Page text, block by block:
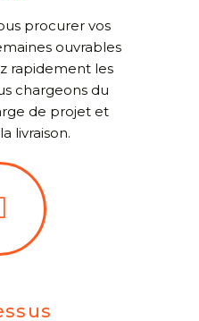
procurer vos
ouvrables
rapidement les
chargeons du
de projet et
livraison.